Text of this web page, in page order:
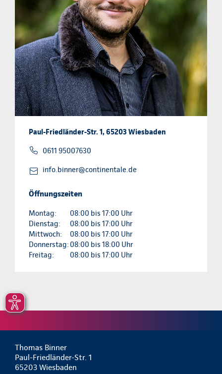
Paul-Friedländer-Str. 1, 65203 Wiesbaden
0611 95007630
info.binner@continentale.de
Öffnungszeiten
Montag:
08:00 bis 17:00 Uhr
Dienstag:
08:00 bis 17:00 Uhr
Mittwoch:
08:00 bis 17:00 Uhr
Donnerstag: 08:00 bis 18:00 Uhr
Freitag:
08:00 bis 17:00 Uhr
Thomas Binner
Paul-Friedländer-Str. 1
65203 Wiesbaden